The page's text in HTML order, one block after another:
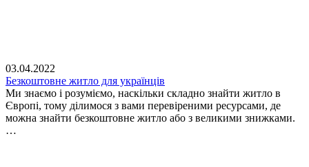
03.04.2022
Безкоштовне житло для українців
Ми знаємо і розуміємо, наскільки складно знайти житло в
Європі, тому ділимося з вами перевіреними ресурсами, де
можна знайти безкоштовне житло або з великими знижками.
…